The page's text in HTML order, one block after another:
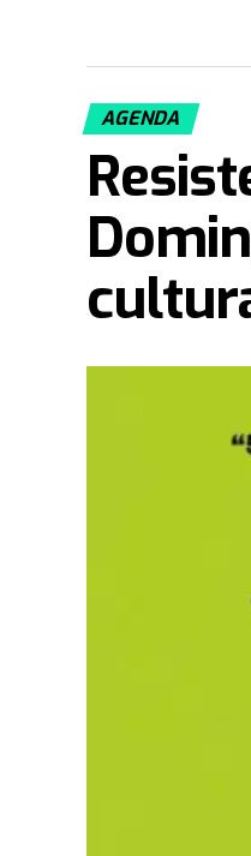
Paul y su
martes 16 de
(Avenida
Evidencias de
Durante la
conmocionaron
ruedas y con
AGENDA